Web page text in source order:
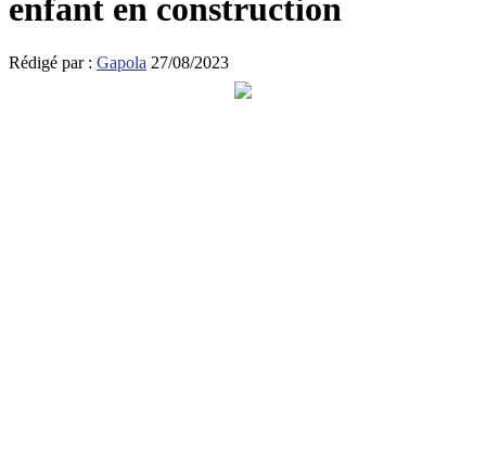
enfant en construction
Rédigé par : Gapola 27/08/2023